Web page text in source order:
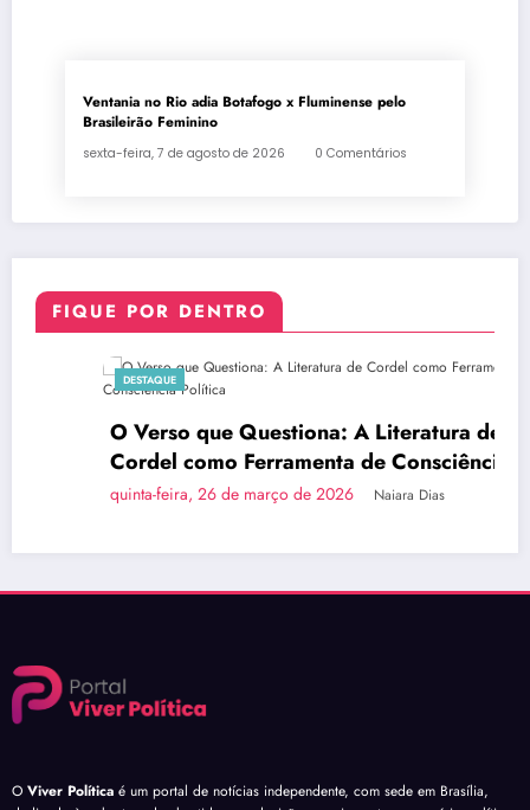
Ventania no Rio adia Botafogo x Fluminense pelo
Brasileirão Feminino
sexta-feira, 7 de agosto de 2026 0 Comentários
FIQUE POR DENTRO
DESTAQUE
O Verso que Questiona: A Literatura de
Cordel como Ferramenta de Consciência
Política
quinta-feira, 26 de março de 2026 Naiara Dias
O Viver Política é um portal de notícias independente, com sede em Brasília,